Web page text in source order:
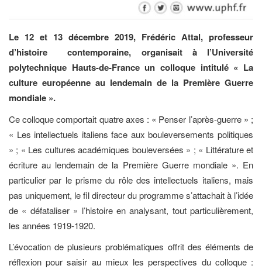
Le 12 et 13 décembre 2019, Frédéric Attal, professeur
d’histoire contemporaine, organisait à l’Université
polytechnique Hauts-de-France un colloque intitulé « La
culture européenne au lendemain de la Première Guerre
mondiale ».
Ce colloque comportait quatre axes : « Penser l’après-guerre » ;
« Les intellectuels italiens face aux bouleversements politiques
» ; « Les cultures académiques bouleversées » ; « Littérature et
écriture au lendemain de la Première Guerre mondiale ». En
particulier par le prisme du rôle des intellectuels italiens, mais
pas uniquement, le fil directeur du programme s’attachait à l’idée
de « défataliser » l’histoire en analysant, tout particulièrement,
les années 1919-1920.
L’évocation de plusieurs problématiques offrit des éléments de
réflexion pour saisir au mieux les perspectives du colloque :